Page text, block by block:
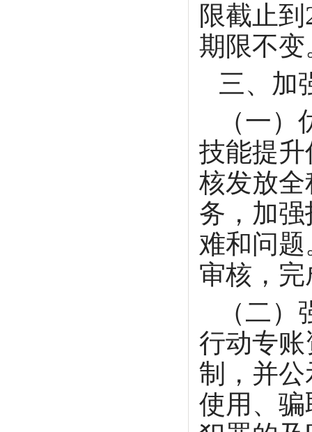
限截止
期限不变
三、加
（一
技能提
核发放
务，加
难和问
审核，
（二
行动专
制，并
使用、